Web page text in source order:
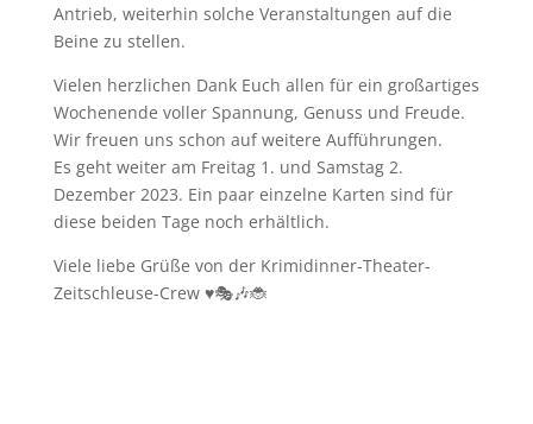
Antrieb, weiterhin solche Veranstaltungen auf die
Beine zu stellen.
Vielen herzlichen Dank Euch allen für ein großartiges
Wochenende voller Spannung, Genuss und Freude.
Wir freuen uns schon auf weitere Aufführungen.
Es geht weiter am Freitag 1. und Samstag 2.
Dezember 2023. Ein paar einzelne Karten sind für
diese beiden Tage noch erhältlich.
Viele liebe Grüße von der Krimidinner-Theater-
Zeitschleuse-Crew ♥️🎭🎶🐞